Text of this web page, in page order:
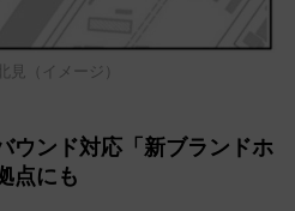
見（イメージ）
ウンド対応「新ブランドホ
点にも